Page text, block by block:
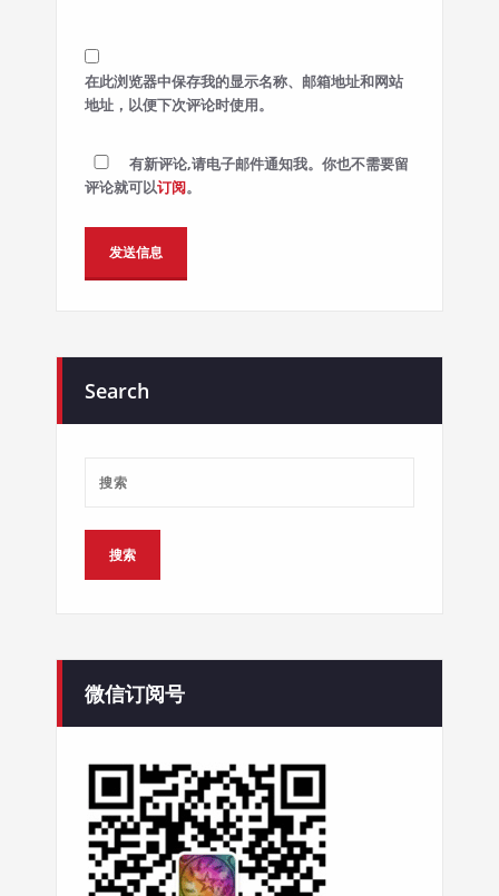
在此浏览器中保存我的显示名称、邮箱地址和网站
地址，以便下次评论时使用。
有新评论,请电子邮件通知我。你也不需要留
评论就可以订阅。
Search
微信订阅号